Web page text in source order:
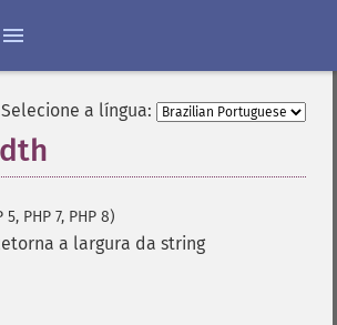
Selecione a língua:
5, PHP 7, PHP 8)
a largura da string